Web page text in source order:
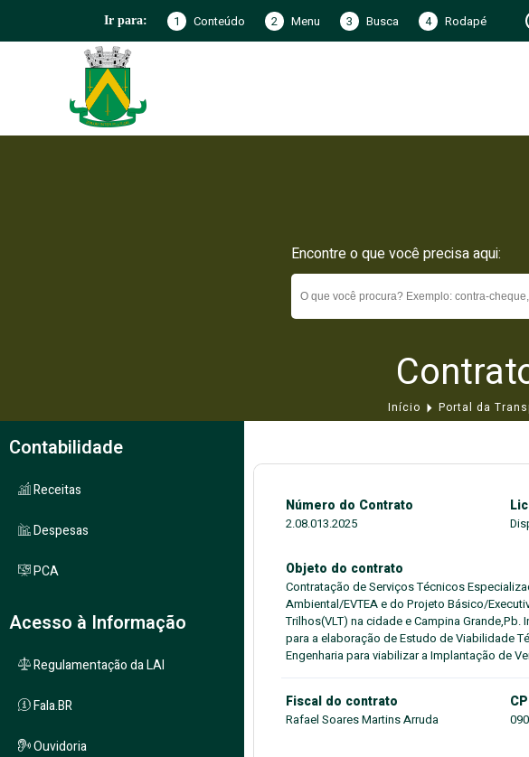
Ir para: 1 Conteúdo 2 Menu 3 Busca 4 Rodapé
Encontre o que você precisa aqui:
Início Portal da
Contabilidade
Receitas
Despesas
PCA
Acesso à Informação
Regulamentação da LAI
Fala.BR
Ouvidoria
Número do Contrato
2.08.013.2025
Objeto do contrato
Contratação de Serviços Técnicos
Ambiental/EVTEA e do Projeto Básico/
Trilhos(VLT) na cidade e Campina
para a elaboração de Estudo de Viabilidade
Engenharia para viabilizar a Implantação de
Fiscal do contrato
Rafael Soares Martins Arruda